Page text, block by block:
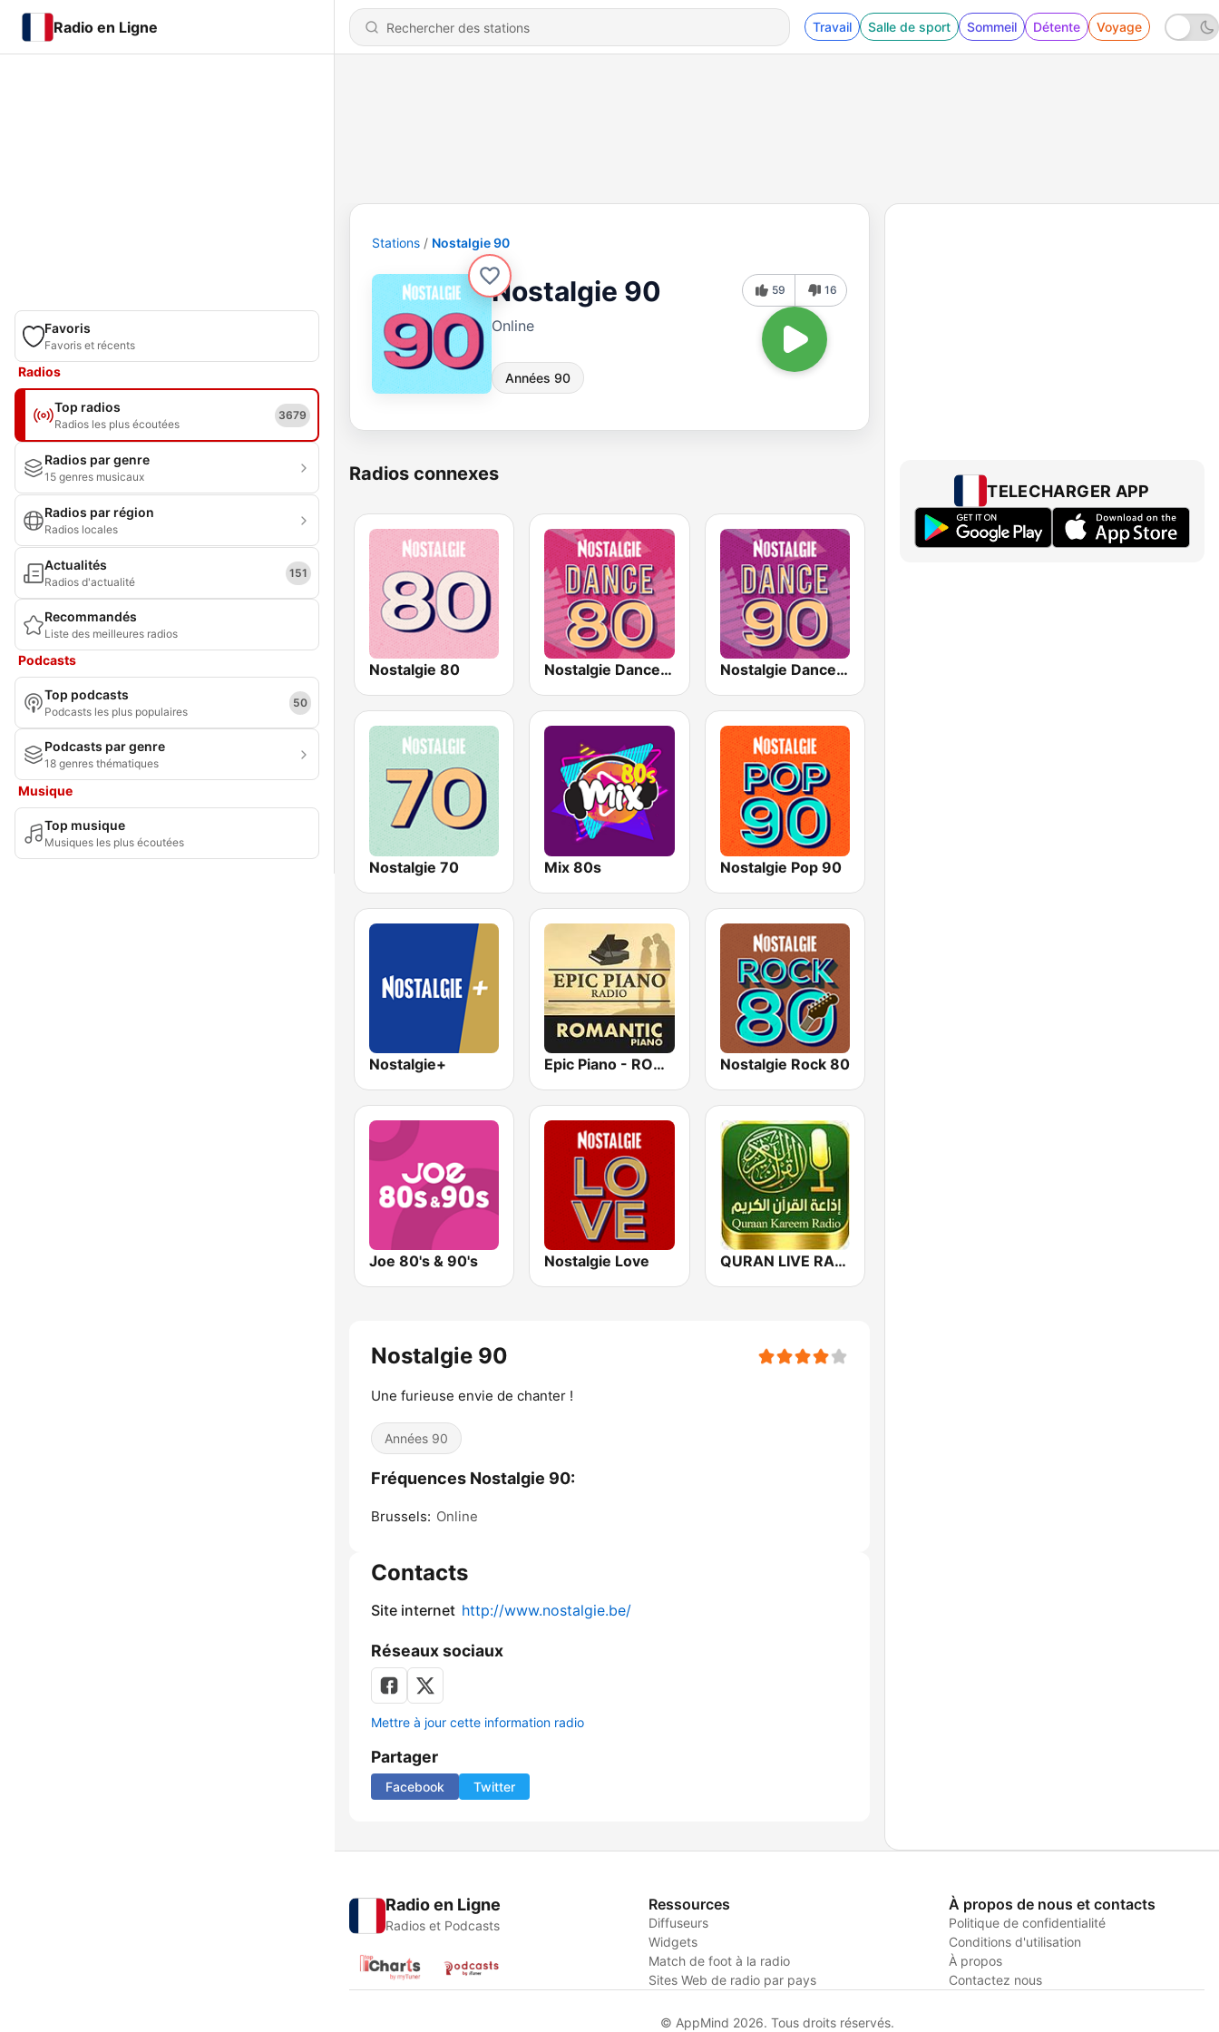
Radio en Ligne Travail Salle de sport Sommeil Détente Voyage
Favoris
Favoris et récents
Radios
Top radios
Radios les plus écoutées
3679
Radios par genre
15 genres musicaux
Radios par région
Radios locales
Actualités
Radios d'actualité
151
Recommandés
Liste des meilleures radios
Podcasts
Top podcasts
Podcasts les plus populaires
50
Podcasts par genre
18 genres thématiques
Musique
Top musique
Musiques les plus écoutées
Stations Nostalgie 90
Nostalgie 90
Online
Années 90
59 16
Radios connexes
Nostalgie 80 Nostalgie Dance 80 Nostalgie Dance 90
Nostalgie 70 Mix 80s Nostalgie Pop 90
Nostalgie+ Epic Piano - ROMANTIC PIANO Nostalgie Rock 80
Joe 80's & 90's Nostalgie Love QURAN LIVE RADIO
Nostalgie 90
Une furieuse envie de chanter !
Années 90
Fréquences Nostalgie 90:
Brussels: Online
Contacts
Site internet http://www.nostalgie.be/
Réseaux sociaux
Mettre à jour cette information radio
Partager
Facebook Twitter
TELECHARGER APP
Radio en Ligne
Radios et Podcasts
Ressources
Diffuseurs
Widgets
Match de foot à la radio
Sites Web de radio par pays
À propos de nous et contacts
Politique de confidentialité
Conditions d'utilisation
À propos
Contactez nous
© AppMind 2026. Tous droits réservés.